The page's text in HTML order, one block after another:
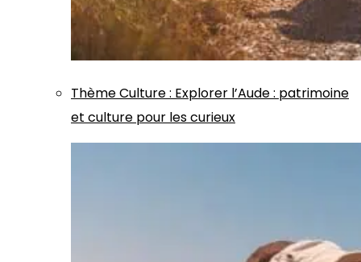
ThèmeCulture: Explorer l’Aude : patrimoine
et culture pour les curieux